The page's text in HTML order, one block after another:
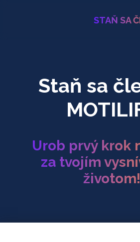
STAŇ SA
Staň sa
Urob prvý krok
za tvojím
životom!